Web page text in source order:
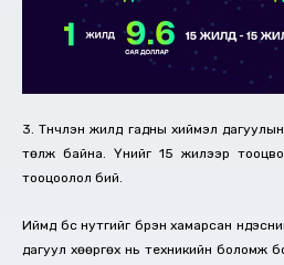
3. Түүнчлэн жилд гадны хиймэл
төлж байна. Үүнийг 15 жилээр
тооцоолол бий.
Иймд бүс нутгийг бүрэн хамарсан
дагуул хөөргөх нь техникийн боломж